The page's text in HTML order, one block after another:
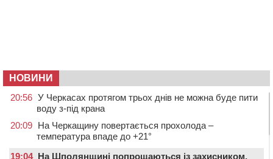
НОВИНИ
20:56 У Черкасах протягом трьох днів не можна буде пити
воду з-під крана
20:09 На Черкащину повертається прохолода –
температура впаде до +21°
19:04 На Шполянщині попрощаються із захисником,